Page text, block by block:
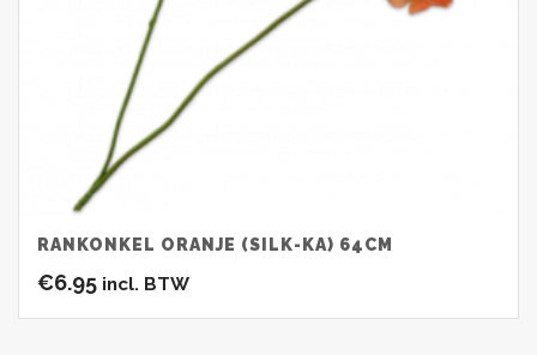
RANKONKEL ORANJE (SILK-KA) 64CM
€6.95 incl. BTW